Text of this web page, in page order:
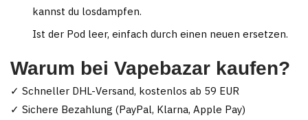
kannst du losdampfen.
Ist der Pod leer, einfach durch einen neuen ersetzen.
Warum bei Vapebazar kaufen?
✓ Schneller DHL-Versand, kostenlos ab 59 EUR
✓ Sichere Bezahlung (PayPal, Klarna, Apple Pay)